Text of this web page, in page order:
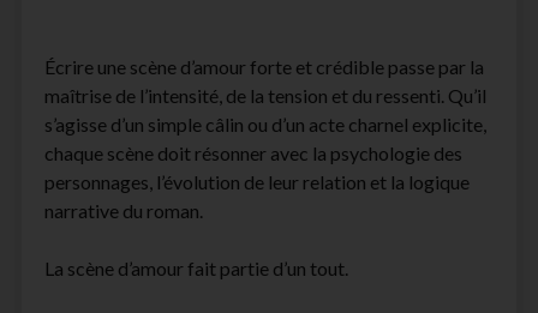
Écrire une scène d’amour forte et crédible passe par la
maîtrise de l’intensité, de la tension et du ressenti. Qu’il
s’agisse d’un simple câlin ou d’un acte charnel explicite,
chaque scène doit résonner avec la psychologie des
personnages, l’évolution de leur relation et la logique
narrative du roman.
La scène d’amour fait partie d’un tout.